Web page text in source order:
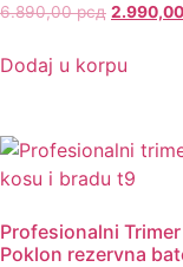
6.890,00рсд 2.990,00
Dodaj u korpu
Profesionalni
Poklon rezervna